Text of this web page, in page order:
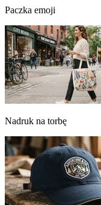
Paczka emoji
Nadruk na torbę